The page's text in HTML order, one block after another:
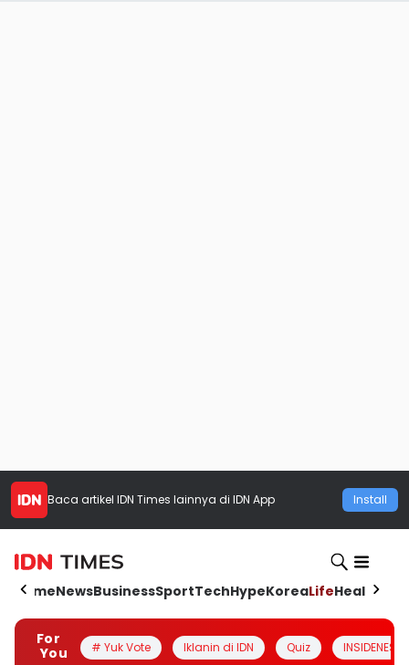
Baca artikel IDN Times lainnya di IDN App Install
HomeNewsBusinessSportTechHypeKoreaLifeHealth
For
You
# Yuk Vote Iklanin di IDN Quiz INSIDENESIA